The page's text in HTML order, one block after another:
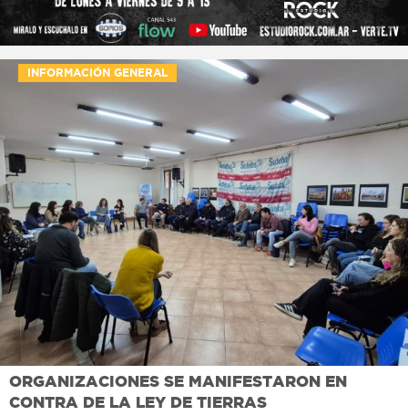
INFORMACIÓN GENERAL
ORGANIZACIONES SE MANIFESTARON EN
CONTRA DE LA LEY DE TIERRAS